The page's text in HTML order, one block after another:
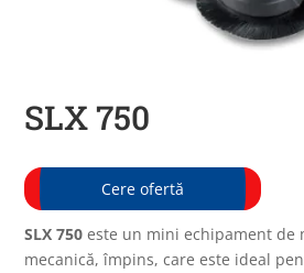
SLX 750
Cere ofertă
SLX 750 este un mini echipament de
mecanică, împins, care este ideal